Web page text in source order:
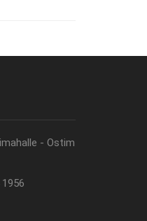
- Ostim